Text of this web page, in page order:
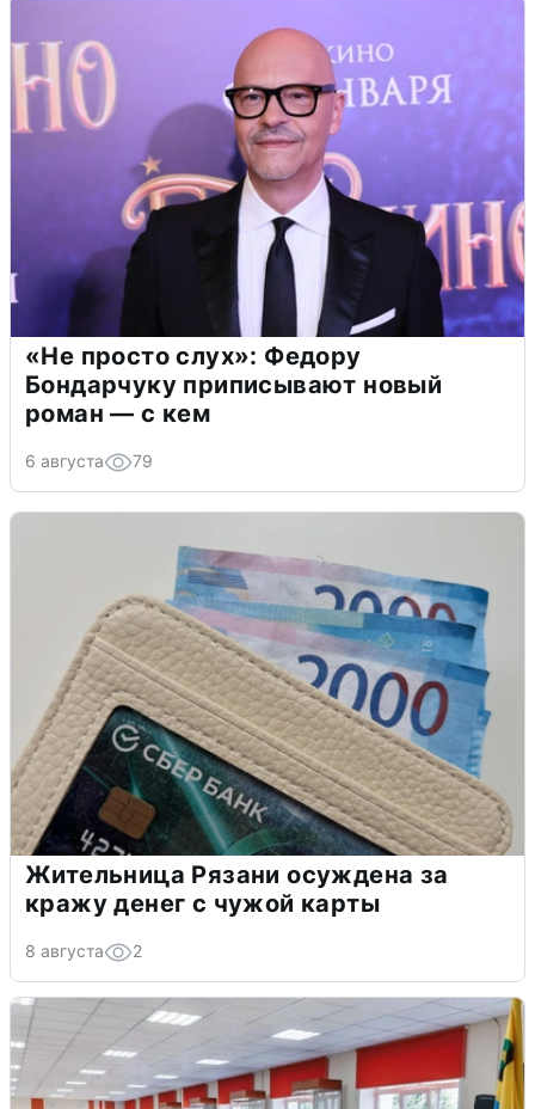
«Не просто слух»: Федору
Бондарчуку приписывают новый
роман — с кем
6 августа 79
Жительница Рязани осуждена за
кражу денег с чужой карты
8 августа 2